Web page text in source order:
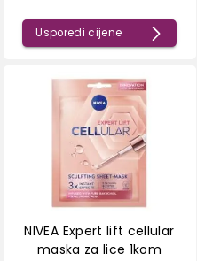
Usporedi cijene
NIVEA Expert lift cellular
maska za lice 1kom